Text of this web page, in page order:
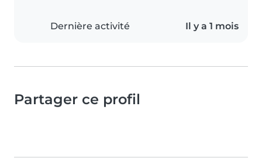
Dernière activité Il y a 1 mois
Partager ce profil